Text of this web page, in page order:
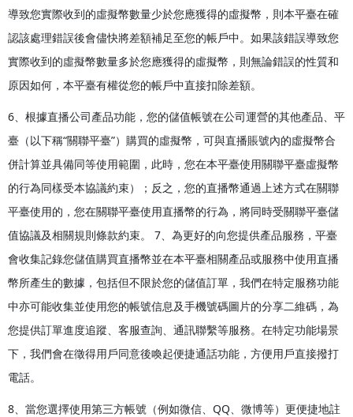
導致您實際收到的虛擬幣數量少於您應獲得的虛擬幣，則本平臺在確
認該處理錯誤後會儘快將差額補足至您的帳戶中。如果該錯誤導致您
實際收到的虛擬幣數量多於您應獲得的虛擬幣，則無論錯誤的性質和
原因如何，本平臺有權從您的帳戶中直接扣除差額。
6、根據直播公司產品功能，您的儲值帳號在公司運營的其他產品、平
臺（以下稱“關聯平臺”）購買的虛擬幣，可與直播賬號內的虛擬幣合
併計算並具備同等使用範圍，此時，您在本平臺使用關聯平臺虛擬幣
的行為同樣受本協議約束）；反之，您的直播幣通過上述方式在關聯
平臺使用的，您在關聯平臺使用直播幣的行為，將同時受關聯平臺儲
值協議及相關規則條款約束。 7、為更好的向您提供產品服務，平臺
會收集記錄您儲值購買直播幣並在本平臺相關產品或服務中使用直播
幣所產生的數據，包括但不限於您的儲值訂單，我們在特定服務功能
中亦可能收集並使用您的帳號信息及手機號碼圖片的分享二維碼，為
您提供訂單進度追蹤、客服查詢、通訊聯繫等服務。在特定功能場景
下，我們會在徵得用戶同意後喚起便捷通話功能，方便用戶直接撥打
電話。
8、當您選擇使用第三方帳號（例如微信、QQ、微博等）更便捷地註